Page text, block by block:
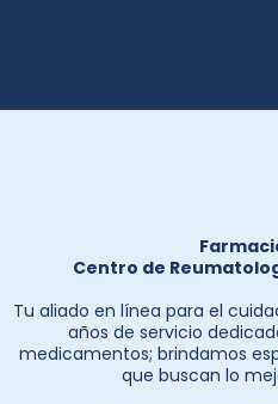
Centro de
Tu aliado en línea para el
años de servicio
medicamentos; brindamos
que buscan lo